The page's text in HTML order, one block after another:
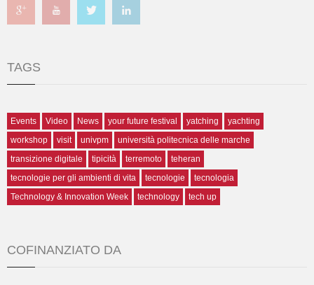
TAGS
Events Video News your future festival yatching
yachting
workshop
visit univpm
università politecnica delle marche
transizione digitale
tipicità terremoto
teheran
tecnologie per gli ambienti di vita
tecnologie
tecnologia
Technology & Innovation Week
technology tech up
COFINANZIATO DA